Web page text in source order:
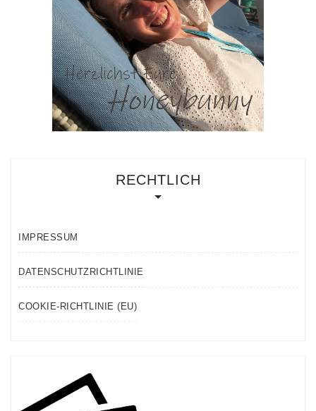
RECHTLICH
IMPRESSUM
DATENSCHUTZRICHTLINIE
COOKIE-RICHTLINIE (EU)